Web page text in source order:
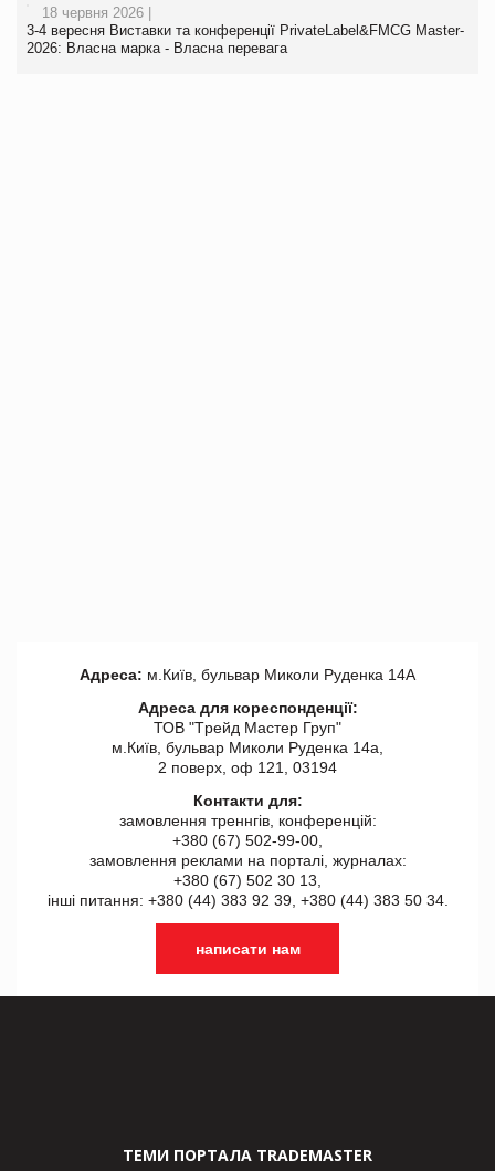
18 червня 2026 |
3-4 вересня Виставки та конференції PrivateLabel&FMCG Master-
2026: Власна марка - Власна перевага
Адреса: м.Київ, бульвар Миколи Руденка 14А
Адреса для кореспонденції:
ТОВ "Tрейд Мастер Груп"
м.Київ, бульвар Миколи Руденка 14а,
2 поверх, оф 121, 03194
Контакти для:
замовлення треннгів, конференцій:
+380 (67) 502-99-00,
замовлення реклами на порталі, журналах:
+380 (67) 502 30 13,
інші питання: +380 (44) 383 92 39, +380 (44) 383 50 34.
написати нам
ТЕМИ ПОРТАЛА TRADEMASTER